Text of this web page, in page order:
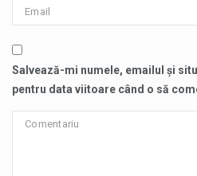
Salvează-mi numele, emailul și
pentru data viitoare când o să